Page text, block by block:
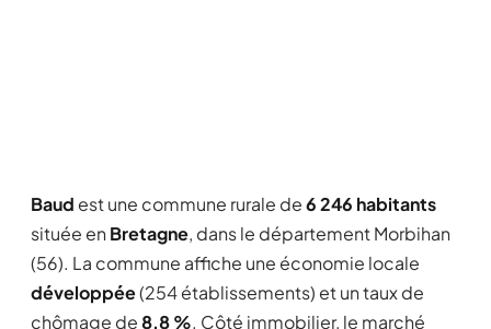
Baud est une commune rurale de6 246 habitants
située en Bretagne, dans le département Morbihan
(56). La commune affiche une économie locale
développée(254 établissements) et un taux de
chômage de8,8 %. Côté immobilier, le marché